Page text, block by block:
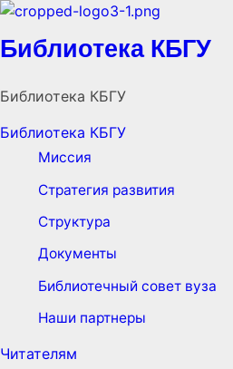
Библиотека КБГУ
Библиотека КБГУ
Библиотека КБГУ
Миссия
Стратегия развития
Структура
Документы
Библиотечный совет вуза
Наши партнеры
Читателям